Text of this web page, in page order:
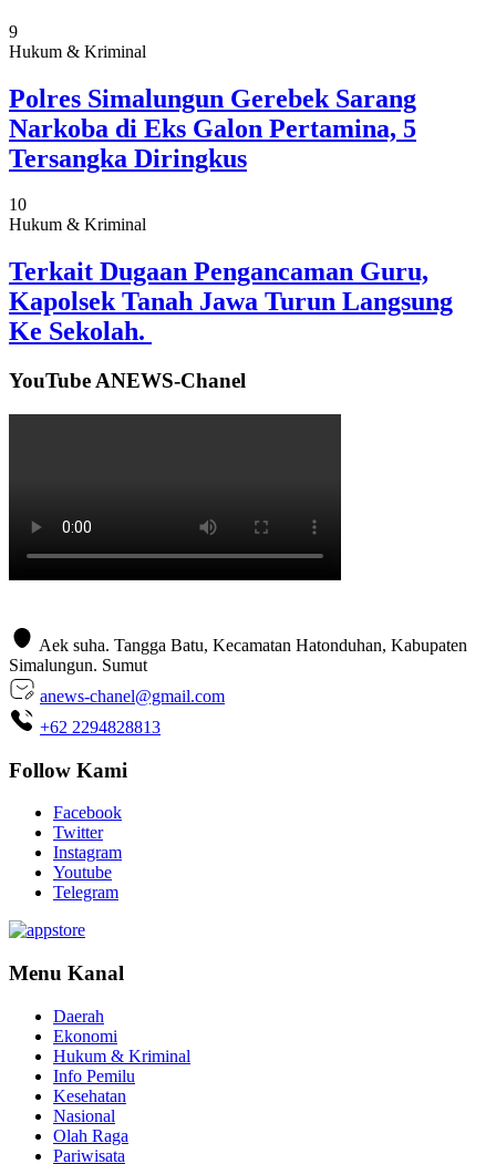
9
Hukum & Kriminal
Polres Simalungun Gerebek Sarang
Narkoba di Eks Galon Pertamina, 5
Tersangka Diringkus
10
Hukum & Kriminal
Terkait Dugaan Pengancaman Guru,
Kapolsek Tanah Jawa Turun Langsung
Ke Sekolah.
YouTube ANEWS-Chanel
Aek suha. Tangga Batu, Kecamatan Hatonduhan, Kabupaten
Simalungun. Sumut
anews-chanel@gmail.com
+62 2294828813
Follow Kami
Facebook
Twitter
Instagram
Youtube
Telegram
Menu Kanal
Daerah
Ekonomi
Hukum & Kriminal
Info Pemilu
Kesehatan
Nasional
Olah Raga
Pariwisata